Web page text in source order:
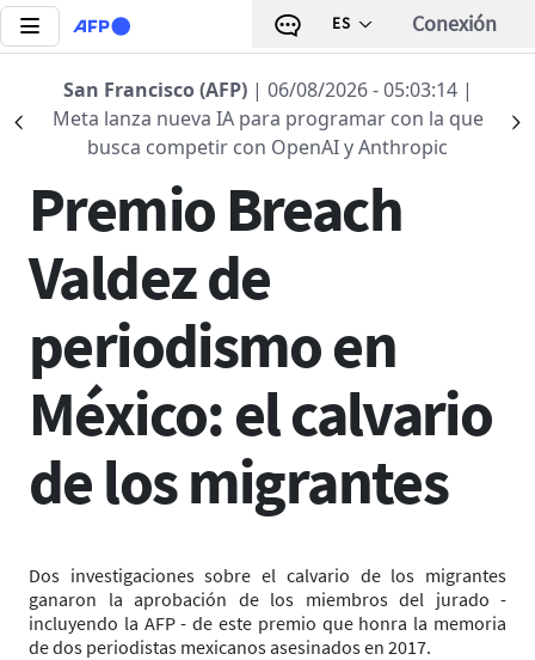
Pasar al contenido principal ES Conexión
Précédent
San Francisco (AFP) | 06/08/2026 - 05:03:14 |
Meta lanza nueva IA para programar con la que
busca competir con OpenAI y Anthropic
Regreso a la lista
13 MAYO 2025 - 09:47
Premio Breach
Valdez de
periodismo en
México: el calvario
de los migrantes
Dos investigaciones sobre el calvario de los migrantes
ganaron la aprobación de los miembros del jurado -
incluyendo la AFP - de este premio que honra la memoria
de dos periodistas mexicanos asesinados en 2017.